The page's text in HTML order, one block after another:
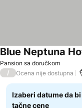
Pansion sa doručkom
Blue Neptuna
/ Ocena nije dostupna
Izaberi datume da
tačne cene